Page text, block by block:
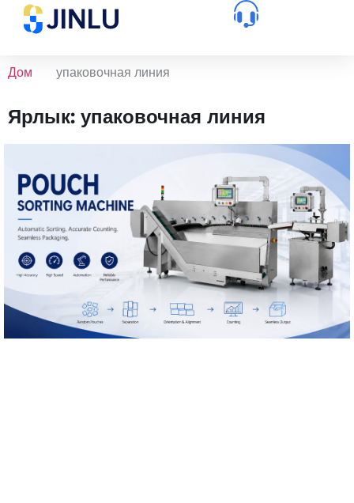
Дом упаковочная линия
Ярлык: упаковочная линия